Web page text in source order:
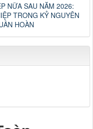
NỮA SAU NĂM 2026:
TRONG KỶ NGUYÊN
HOÀN